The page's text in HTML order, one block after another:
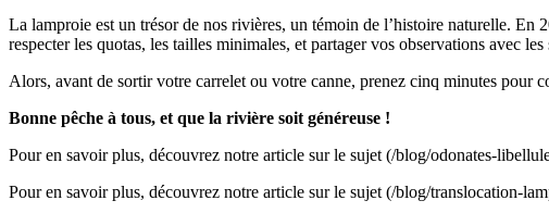
La lamproie est un trésor de nos rivières, un témoin de l’histoire naturelle. En
respecter les quotas, les tailles minimales, et partager vos observations avec
Alors, avant de sortir votre carrelet ou votre canne, prenez cinq minutes pour
Bonne pêche à tous, et que la rivière soit généreuse !
Pour en savoir plus, découvrez notre article sur le sujet (/blog/odonates-
Pour en savoir plus, découvrez notre article sur le sujet (/blog/translocation-